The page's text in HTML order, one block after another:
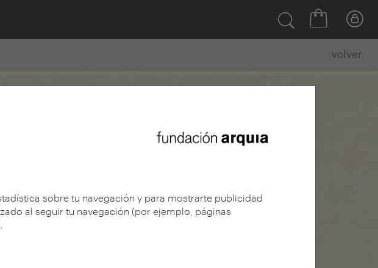
sobre tu navegación y para mostrarte publicidad
al seguir tu navegación (por ejemplo, páginas
volver